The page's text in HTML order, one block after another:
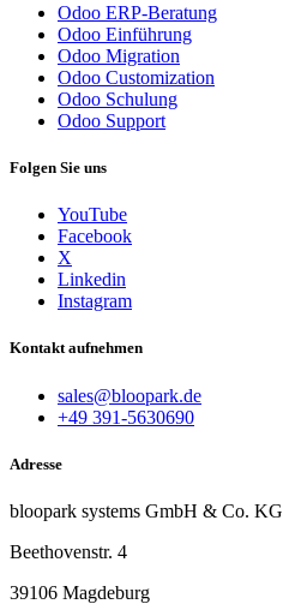
Odoo ERP-Beratung
Odoo Einführung
Odoo Migration
Odoo Customization
Odoo Schulung
Odoo Support
Folgen Sie uns
YouTube
Facebook
X
Linkedin
Instagram
Kontakt aufnehmen
sales@bloopark.de
+49 391-5630690
Adresse
bloopark systems GmbH & Co. KG
Beethovenstr. 4
39106 Magdeburg